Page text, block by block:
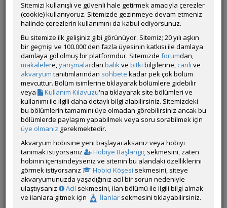
Cyber_Scout
Çevrim Dışı
Özel Üye
Gönderim Zamanı:13 Aralık 2025 16:56
Yazar:mrah
Mantikliymis suan haberim oldu. Daha once duymamistim.
Latife ediyorsunuz kabul ettim..
Yazar:mrah
Mantikliymis suan haberim oldu. Daha once duymamistim.
Sitemizi kullanışlı ve güvenli hale getirmek amacıyla çerezler
(cookie) kullanıyoruz. Sitemizde gezinmeye devam etmeniz
halinde çerezlerin kullanımını da kabul ediyorsunuz.
Bu sitemize ilk gelişiniz gibi görünüyor. Sitemiz; 20 yılı aşkın
bir geçmişi ve 100.000'den fazla üyesinin katkısı ile damlaya
damlaya göl olmuş bir platformdur. Sitemizde forumdan,
makalelere,yarışmalardan balıkve bitki bilgilerine, canlı ve
akvaryum tanıtımlarından sohbete kadar pek çok bölüm
mevcuttur. Bölüm isimlerine tıklayarak bölümlere gidebilir
veya
Kullanım Kılavuzu'na tıklayarak site bölümleri ve
kullanımı ile ilgili daha detaylı bilgi alabilirsiniz. Sitemizdeki
bu bölümlerin tamamını üye olmadan görebilirsiniz ancak bu
bölümlerde paylaşım yapabilmek veya soru sorabilmek için
üye olmanız gerekmektedir.
Akvaryum hobisine yeni başlayacaksanız veya hobiyi
tanımak istiyorsanız
Hobiye Başlangıç sekmesini, zaten
hobinin içerisindeyseniz ve sitenin bu alandaki özelliklerini
görmek istiyorsanız
Hobici Köşesi sekmesini, siteye
akvaryumunuzda yaşadığınız acil bir sorun nedeniyle
ulaştıysanız
Acil sekmesini, ilan bölümü ile ilgili bilgi almak
ve ilanlara gitmek için
İlanlar sekmesini tıklayabilirsiniz.